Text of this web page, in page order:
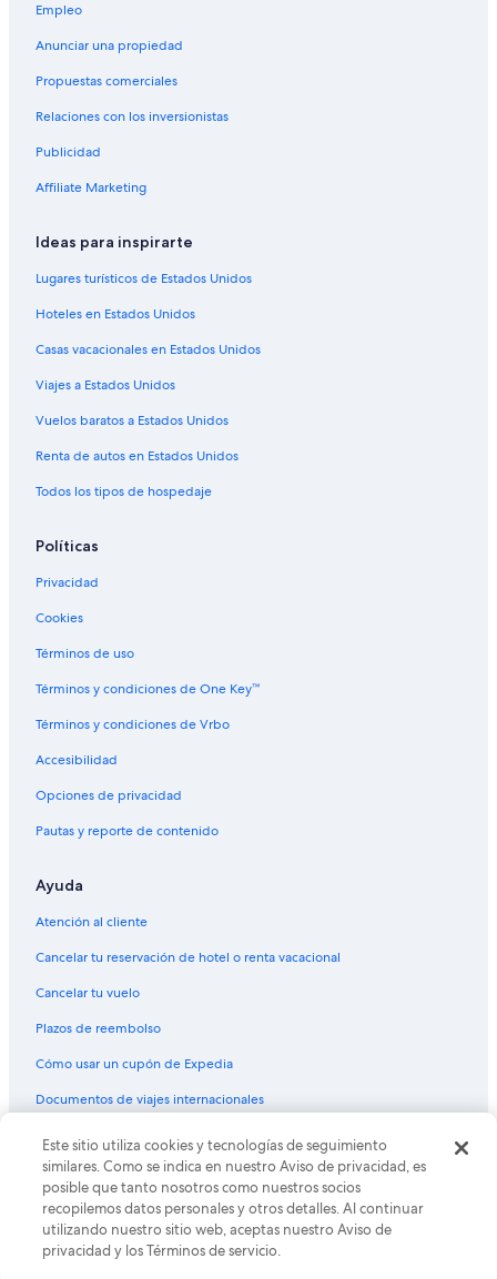
Empleo
Anunciar una propiedad
Propuestas comerciales
Relaciones con los inversionistas
Publicidad
Affiliate Marketing
Ideas para inspirarte
Lugares turísticos de Estados Unidos
Hoteles en Estados Unidos
Casas vacacionales en Estados Unidos
Viajes a Estados Unidos
Vuelos baratos a Estados Unidos
Renta de autos en Estados Unidos
Todos los tipos de hospedaje
Políticas
Privacidad
Cookies
Términos de uso
Términos y condiciones de One Key™
Términos y condiciones de Vrbo
Accesibilidad
Opciones de privacidad
Pautas y reporte de contenido
Ayuda
Atención al cliente
Cancelar tu reservación de hotel o renta vacacional
Cancelar tu vuelo
Plazos de reembolso
Cómo usar un cupón de Expedia
Documentos de viajes internacionales
© 2026 Expedia, Inc., una empresa de Expedia Group. Todos los
derechos reservados. Expedia y el logo de Expedia son marcas
registradas o marcas comerciales de Expedia, Inc. CST# 2029030-50.
Este sitio utiliza cookies y tecnologías de seguimiento
similares. Como se indica en nuestro Aviso de privacidad, es
posible que tanto nosotros como nuestros socios
recopilemos datos personales y otros detalles. Al continuar
utilizando nuestro sitio web, aceptas nuestro Aviso de
privacidad y los Términos de servicio.